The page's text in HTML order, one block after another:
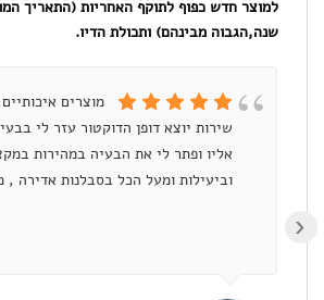
למוצר חדש כפוף לתוקף האחריות (התאריך
שנה,הגבוה מבינהם) ותכולת הדיו.
מוצרים איכותיים,
שירות יוצא דופן הדוקטור עזר לי
אליו ופתר לי את הבעיה במהירות
וביעילות ומעל הכל בסבלנות אדירה ,